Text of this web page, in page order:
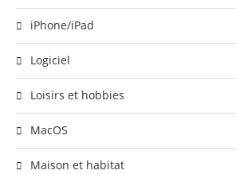
iPhone/iPad
Logiciel
Loisirs et hobbies
MacOS
Maison et habitat